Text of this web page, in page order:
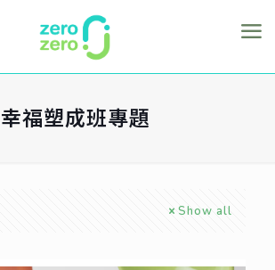
幸福塑成班專題
Show all